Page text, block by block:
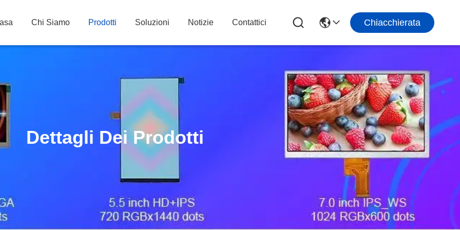
Chi Siamo Prodotti Soluzioni Notizie Contattici Chiacchierata
Dettagli Dei Prodotti